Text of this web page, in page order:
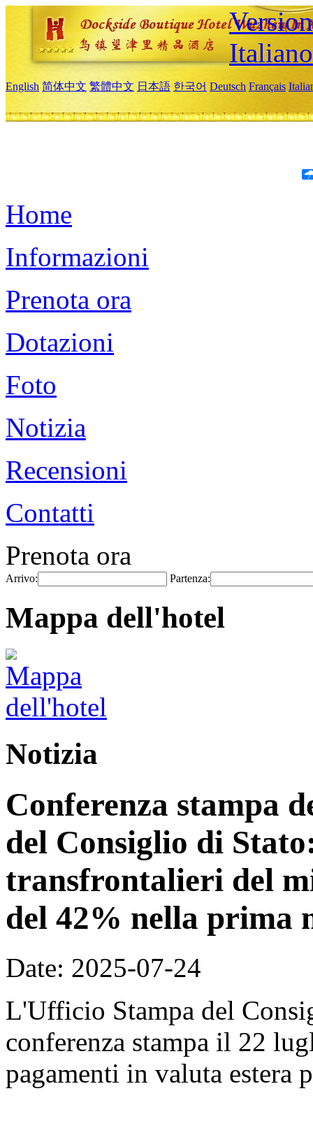
Italiano
English 简体中文 繁體中文 日本語 한국어 Deutsch Français
Home
Informazioni
Prenota ora
Dotazioni
Foto
Notizia
Recensioni
Contatti
Prenota ora
Arrivo: Partenza:
Mappa dell'hotel
Notizia
Conferenza stampa
del Consiglio di
transfrontalieri del
del 42% nella prima
Date: 2025-07-24
L'Ufficio Stampa del
conferenza stampa il 22
pagamenti in valuta estera